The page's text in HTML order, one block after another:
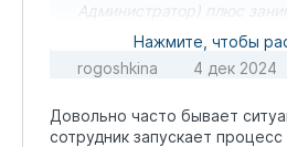
Администратор) плюс
место в базе.
Нажмите, чтобы
rogoshkina
4 дек 2024
Довольно часто бывает
сотрудник запускает процесс